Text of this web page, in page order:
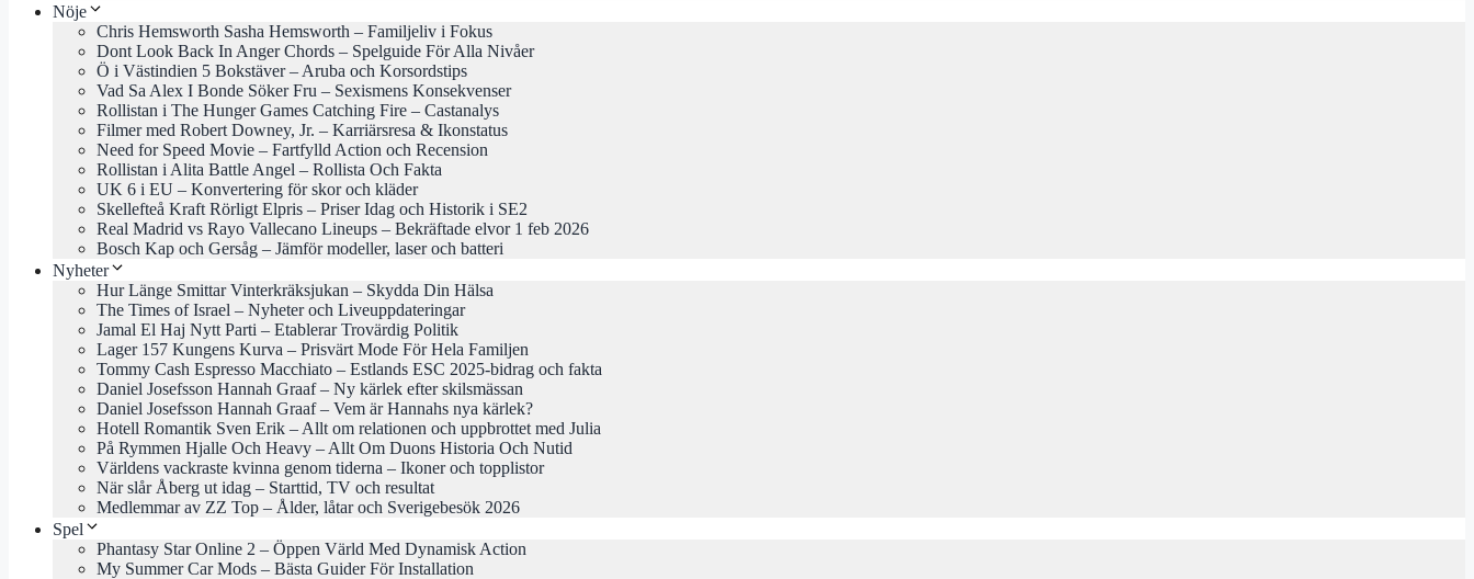
Nöje
Chris Hemsworth Sasha Hemsworth – Familjeliv i Fokus
Dont Look Back In Anger Chords – Spelguide För Alla Nivåer
Ö i Västindien 5 Bokstäver – Aruba och Korsordstips
Vad Sa Alex I Bonde Söker Fru – Sexismens Konsekvenser
Rollistan i The Hunger Games Catching Fire – Castanalys
Filmer med Robert Downey, Jr. – Karriärsresa & Ikonstatus
Need for Speed Movie – Fartfylld Action och Recension
Rollistan i Alita Battle Angel – Rollista Och Fakta
UK 6 i EU – Konvertering för skor och kläder
Skellefteå Kraft Rörligt Elpris – Priser Idag och Historik i SE2
Real Madrid vs Rayo Vallecano Lineups – Bekräftade elvor 1 feb 2026
Bosch Kap och Gersåg – Jämför modeller, laser och batteri
Nyheter
Hur Länge Smittar Vinterkräksjukan – Skydda Din Hälsa
The Times of Israel – Nyheter och Liveuppdateringar
Jamal El Haj Nytt Parti – Etablerar Trovärdig Politik
Lager 157 Kungens Kurva – Prisvärt Mode För Hela Familjen
Tommy Cash Espresso Macchiato – Estlands ESC 2025-bidrag och fakta
Daniel Josefsson Hannah Graaf – Ny kärlek efter skilsmässan
Daniel Josefsson Hannah Graaf – Vem är Hannahs nya kärlek?
Hotell Romantik Sven Erik – Allt om relationen och uppbrottet med Julia
På Rymmen Hjalle Och Heavy – Allt Om Duons Historia Och Nutid
Världens vackraste kvinna genom tiderna – Ikoner och topplistor
När slår Åberg ut idag – Starttid, TV och resultat
Medlemmar av ZZ Top – Ålder, låtar och Sverigebesök 2026
Spel
Phantasy Star Online 2 – Öppen Värld Med Dynamisk Action
My Summer Car Mods – Bästa Guider För Installation